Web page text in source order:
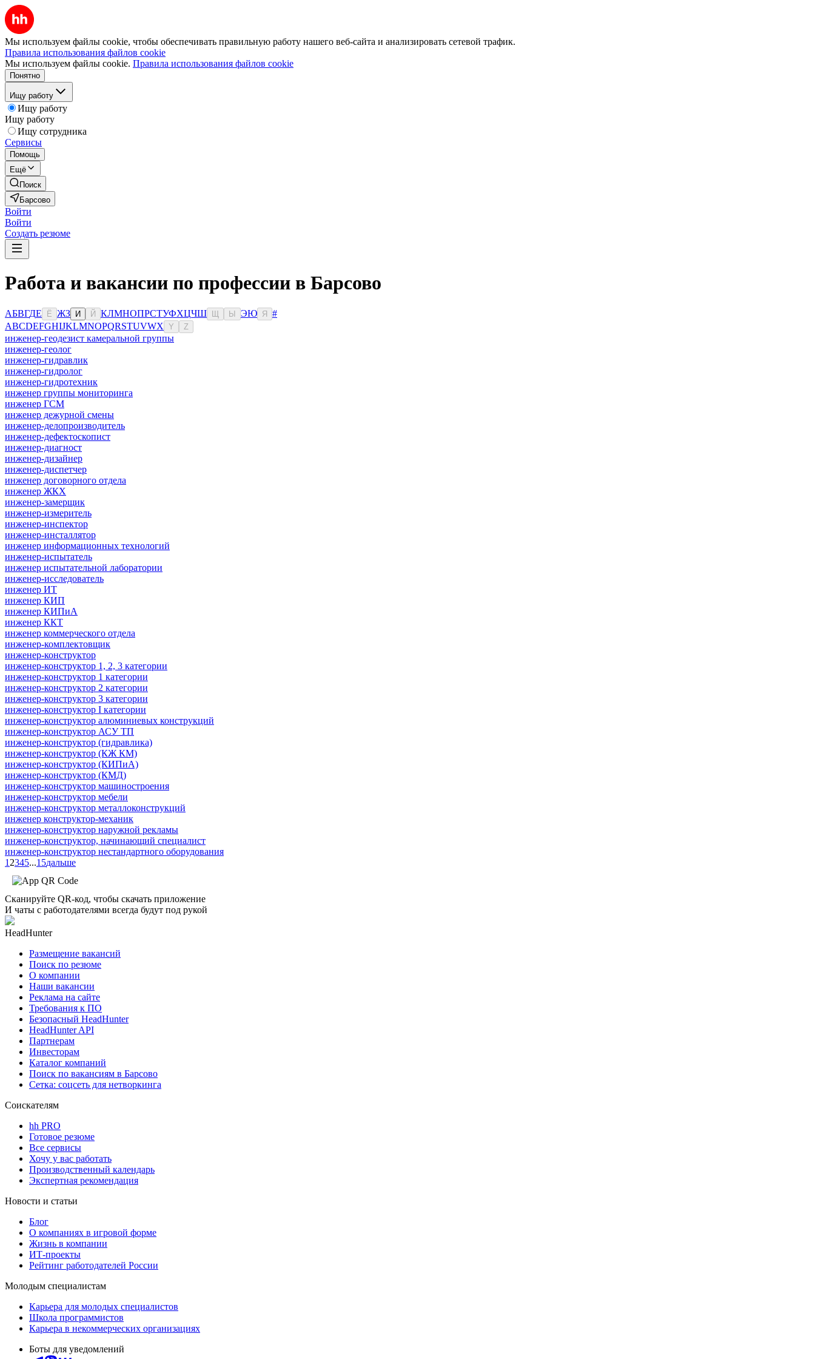
Мы используем файлы cookie, чтобы обеспечивать правильную работу нашего веб-сайта и анализировать сетевой трафик.
Правила использования файлов cookie
Мы используем файлы cookie. Правила использования файлов cookie
Понятно
Ищу работу
Ищу работу
Ищу работу
Ищу сотрудника
Сервисы
Помощь
Ещё
Поиск
Барсово
Войти
Войти
Создать резюме
Работа и вакансии по профессии в Барсово
АБВГДЕ Ё ЖЗ И Й КЛМНОПРСТУФХЦЧШ Ы ЭЮ Я
#
ABCDEFGHIJKLMNOPQRSTUVWX Y Z
инженер-геодезист камеральной группы
инженер-геолог
инженер-гидравлик
инженер-гидролог
инженер-гидротехник
инженер группы мониторинга
инженер ГСМ
инженер дежурной смены
инженер-делопроизводитель
инженер-дефектоскопист
инженер-диагност
инженер-дизайнер
инженер-диспетчер
инженер договорного отдела
инженер ЖКХ
инженер-замерщик
инженер-измеритель
инженер-инспектор
инженер-инсталлятор
инженер информационных технологий
инженер-испытатель
инженер испытательной лаборатории
инженер-исследователь
инженер ИТ
инженер КИП
инженер КИПиА
инженер ККТ
инженер коммерческого отдела
инженер-комплектовщик
инженер-конструктор
инженер-конструктор 1, 2, 3 категории
инженер-конструктор 1 категории
инженер-конструктор 2 категории
инженер-конструктор 3 категории
инженер-конструктор I категории
инженер-конструктор алюминиевых конструкций
инженер-конструктор АСУ ТП
инженер-конструктор (гидравлика)
инженер-конструктор (КЖ КМ)
инженер-конструктор (КИПиА)
инженер-конструктор (КМД)
инженер-конструктор машиностроения
инженер-конструктор мебели
инженер-конструктор металлоконструкций
инженер конструктор-механик
инженер-конструктор наружной рекламы
инженер-конструктор, начинающий специалист
инженер-конструктор нестандартного оборудования
1 2345...15дальше
Сканируйте QR-код, чтобы скачать приложение
И чаты с работодателями всегда будут под рукой
HeadHunter
Размещение вакансий
Поиск по резюме
О компании
Наши вакансии
Реклама на сайте
Требования к ПО
Безопасный HeadHunter
HeadHunter API
Партнерам
Инвесторам
Каталог компаний
Поиск по вакансиям в Барсово
Сетка: соцсеть для нетворкинга
Соискателям
hh PRO
Готовое резюме
Все сервисы
Хочу у вас работать
Производственный календарь
Экспертная рекомендация
Новости и статьи
Блог
О компаниях в игровой форме
Жизнь в компании
ИТ-проекты
Рейтинг работодателей России
Молодым специалистам
Карьера для молодых специалистов
Школа программистов
Карьера в некоммерческих организациях
Боты для уведомлений